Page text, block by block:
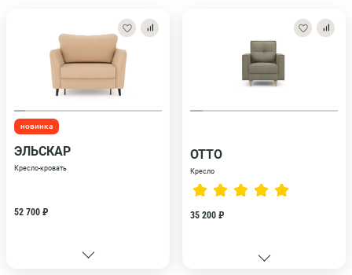
новинка
ЭЛЬСКАР
Кресло-кровать
52 700 ₽
ОТТО
Кресло
35 200 ₽